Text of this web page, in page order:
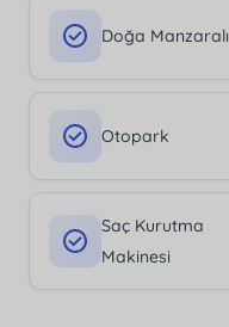
Doğa Manzaralı
Otopark
Saç Kurutma
Makinesi